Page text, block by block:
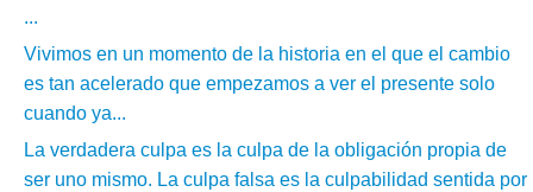
...
Vivimos en un momento de la historia en el que el cambio
es tan acelerado que empezamos a ver el presente solo
cuando ya...
La verdadera culpa es la culpa de la obligación propia de
ser uno mismo. La culpa falsa es la culpabilidad sentida por